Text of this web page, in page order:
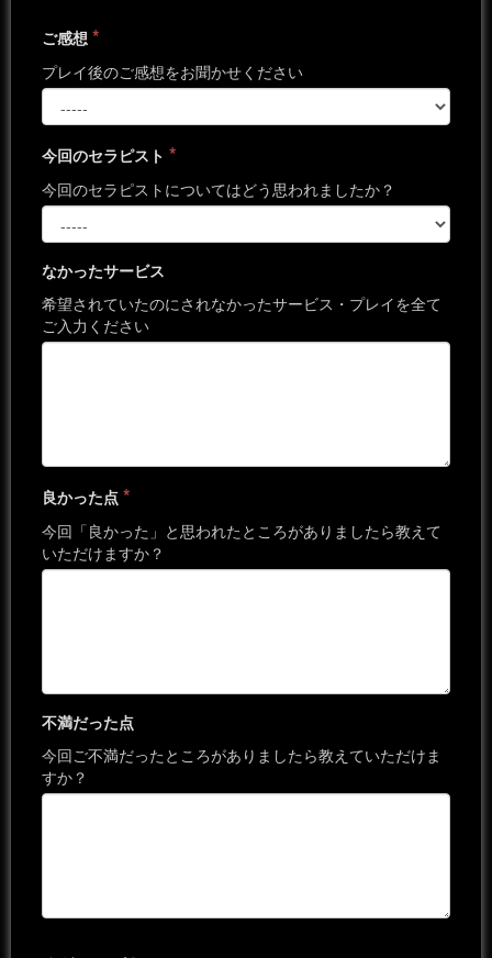
ご感想 *
プレイ後のご感想をお聞かせください
今回のセラピスト *
今回のセラピストについてはどう思われましたか？
なかったサービス
希望されていたのにされなかったサービス・プレイを全て
ご入力ください
良かった点 *
今回「良かった」と思われたところがありましたら教えて
いただけますか？
不満だった点
今回ご不満だったところがありましたら教えていただけま
すか？